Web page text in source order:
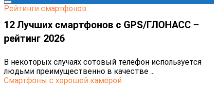
Рейтинги смартфонов
12 Лучших смартфонов с GPS/ГЛОНАСС –
рейтинг 2026
В некоторых случаях сотовый телефон используется
людьми преимущественно в качестве ...
Cмартфоны с хорошей камерой